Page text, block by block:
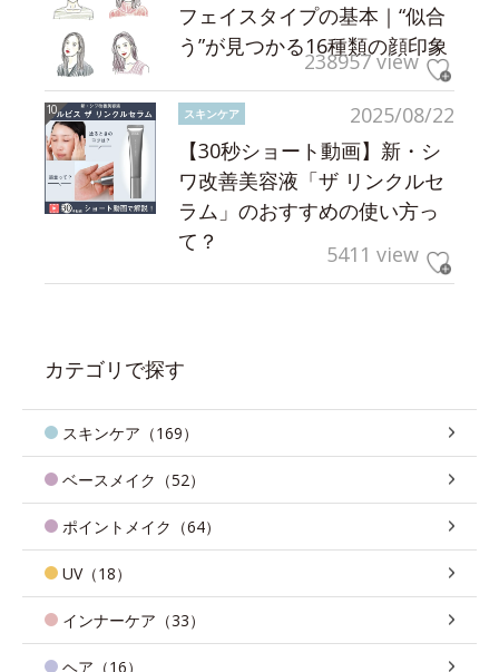
フェイスタイプの基本｜“似合
う”が見つかる16種類の顔印象
238957 view
2025/08/22
スキンケア
【30秒ショート動画】新・シ
ワ改善美容液「ザ リンクルセ
ラム」のおすすめの使い方っ
て？
5411 view
カテゴリで探す
スキンケア（169）
ベースメイク（52）
ポイントメイク（64）
UV（18）
インナーケア（33）
ヘア（16）